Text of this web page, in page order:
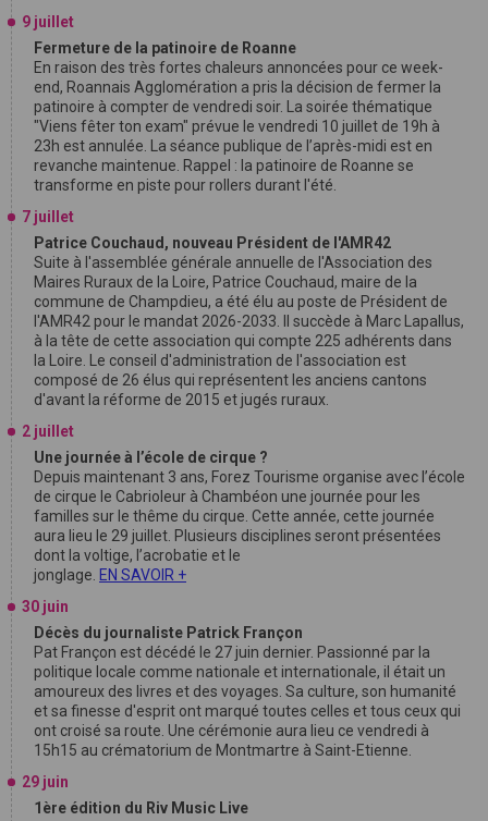
9 juillet
Fermeture de la patinoire de Roanne
En raison des très fortes chaleurs annoncées pour ce week-
end, Roannais Agglomération a pris la décision de fermer la
patinoire à compter de vendredi soir. La soirée thématique
"Viens fêter ton exam" prévue le vendredi 10 juillet de 19h à
23h est annulée. La séance publique de l’après-midi est en
revanche maintenue. Rappel : la patinoire de Roanne se
transforme en piste pour rollers durant l'été.
7 juillet
Patrice Couchaud, nouveau Président de l'AMR42
Suite à l'assemblée générale annuelle de l'Association des
Maires Ruraux de la Loire, Patrice Couchaud, maire de la
commune de Champdieu, a été élu au poste de Président de
l'AMR42 pour le mandat 2026-2033. Il succède à Marc Lapallus,
à la tête de cette association qui compte 225 adhérents dans
la Loire. Le conseil d'administration de l'association est
composé de 26 élus qui représentent les anciens cantons
d'avant la réforme de 2015 et jugés ruraux.
2 juillet
Une journée à l’école de cirque ?
Depuis maintenant 3 ans, Forez Tourisme organise avec l’école
de cirque le Cabrioleur à Chambéon une journée pour les
familles sur le thême du cirque. Cette année, cette journée
aura lieu le 29 juillet. Plusieurs disciplines seront présentées
dont la voltige, l’acrobatie et le
jonglage. EN SAVOIR +
30 juin
Décès du journaliste Patrick Françon
Pat Françon est décédé le 27 juin dernier. Passionné par la
politique locale comme nationale et internationale, il était un
amoureux des livres et des voyages. Sa culture, son humanité
et sa finesse d'esprit ont marqué toutes celles et tous ceux qui
ont croisé sa route. Une cérémonie aura lieu ce vendredi à
15h15 au crématorium de Montmartre à Saint-Etienne.
29 juin
1ère édition du Riv Music Live